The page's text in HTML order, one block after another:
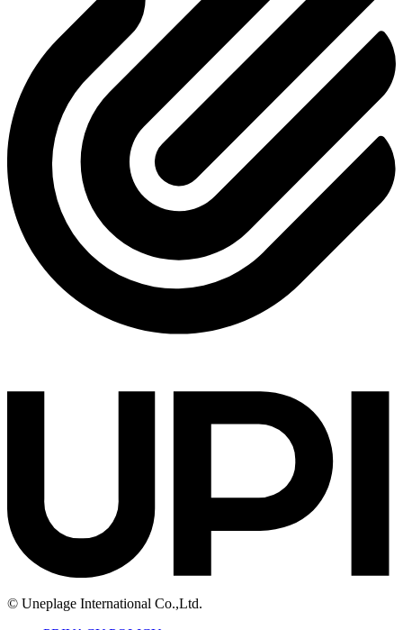
© Uneplage International Co.,Ltd.